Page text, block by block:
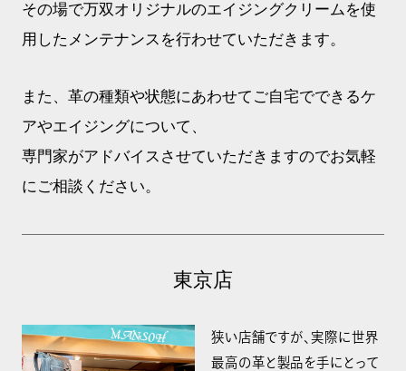
その場で万双オリジナルのエイジングクリームを使
用したメンテナンスを行わせていただきます。
また、革の種類や状態にあわせてご自宅でできるケ
アやエイジングについて、
専門家がアドバイスさせていただきますのでお気軽
にご相談ください。
東京店
狭い店舗ですが、実際に世界
最高の革と製品を手にとって